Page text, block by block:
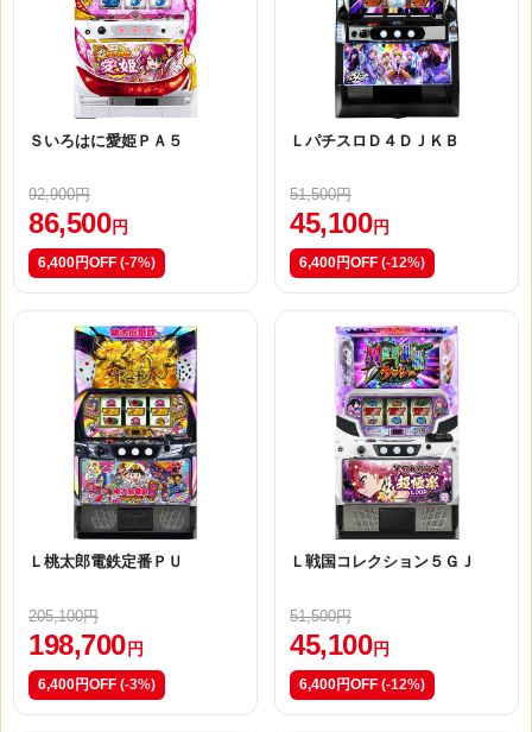
Ｓいろはに愛姫ＰＡ５
92,900円
86,500 円
6,400円OFF (-7%)
ＬパチスロＤ４ＤＪＫＢ
51,500円
45,100 円
6,400円OFF (-12%)
Ｌ桃太郎電鉄定番ＰＵ
205,100円
198,700 円
6,400円OFF (-3%)
Ｌ戦国コレクション５ＧＪ
51,500円
45,100 円
6,400円OFF (-12%)